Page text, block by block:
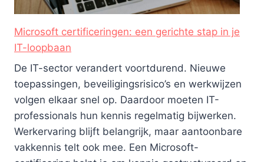
Microsoft certificeringen: een gerichte stap in je
IT-loopbaan
De IT-sector verandert voortdurend. Nieuwe
toepassingen, beveiligingsrisico’s en werkwijzen
volgen elkaar snel op. Daardoor moeten IT-
professionals hun kennis regelmatig bijwerken.
Werkervaring blijft belangrijk, maar aantoonbare
vakkennis telt ook mee. Een Microsoft-